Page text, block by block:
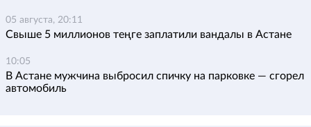
05 августа, 20:11
Свыше 5 миллионов теңге заплатили вандалы в Астане
10:05
В Астане мужчина выбросил спичку на парковке — сгорел
автомобиль